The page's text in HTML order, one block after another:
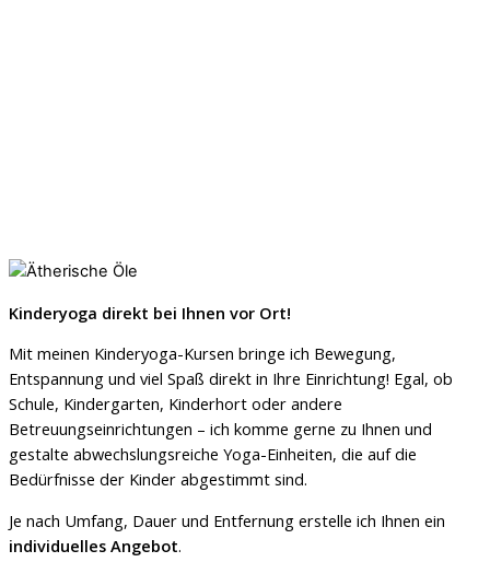
Kinderyoga direkt bei Ihnen vor Ort!
Mit meinen Kinderyoga-Kursen bringe ich Bewegung,
Entspannung und viel Spaß direkt in Ihre Einrichtung! Egal, ob
Schule, Kindergarten, Kinderhort oder andere
Betreuungseinrichtungen – ich komme gerne zu Ihnen und
gestalte abwechslungsreiche Yoga-Einheiten, die auf die
Bedürfnisse der Kinder abgestimmt sind.
Je nach Umfang, Dauer und Entfernung erstelle ich Ihnen ein
individuelles Angebot.